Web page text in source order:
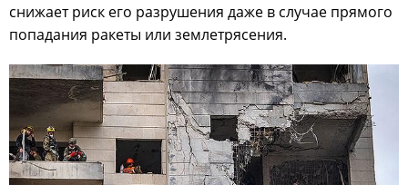
снижает риск его разрушения даже в случае прямого
попадания ракеты или землетрясения.